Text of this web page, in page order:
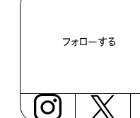
フォローする